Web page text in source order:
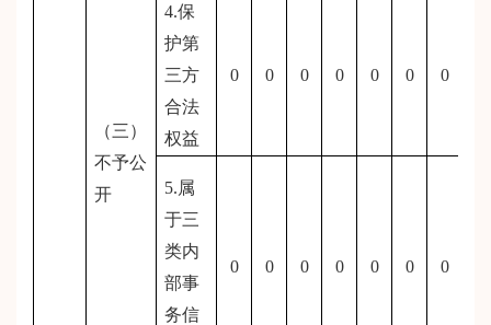
（三）
不予公
开
4.保
护第
三方
合法
权益
0 0 0 0 0 0 0
5.属
于三
类内
部事
务信
0 0 0 0 0 0 0